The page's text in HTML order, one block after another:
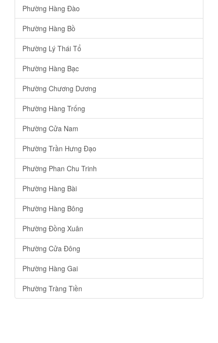
Phường Hàng Đào
Phường Hàng Bồ
Phường Lý Thái Tổ
Phường Hàng Bạc
Phường Chương Dương
Phường Hàng Trống
Phường Cửa Nam
Phường Trần Hưng Đạo
Phường Phan Chu Trinh
Phường Hàng Bài
Phường Hàng Bông
Phường Đồng Xuân
Phường Cửa Đông
Phường Hàng Gai
Phường Tràng Tiền